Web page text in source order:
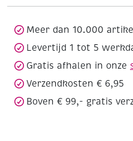
aantal
Meer dan 10.000
Levertijd 1 tot 5
Gratis afhalen in onze
Verzendkosten € 6,95
Boven € 99,- gratis